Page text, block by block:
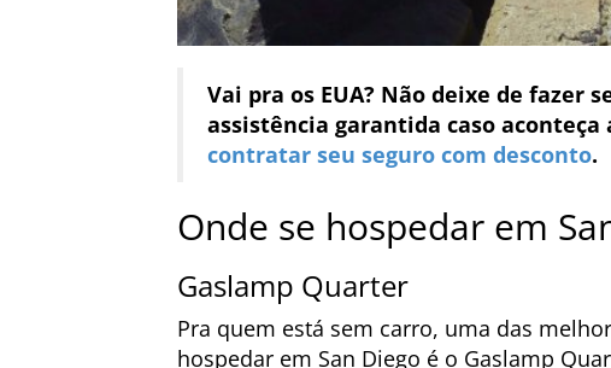
Vai pra os EUA? Não deixe de fazer
assistência garantida caso
contratar seu seguro com desconto.
Onde se hospedar em
Gaslamp Quarter
Pra quem está sem carro, uma das
hospedar em San Diego é o Gaslamp